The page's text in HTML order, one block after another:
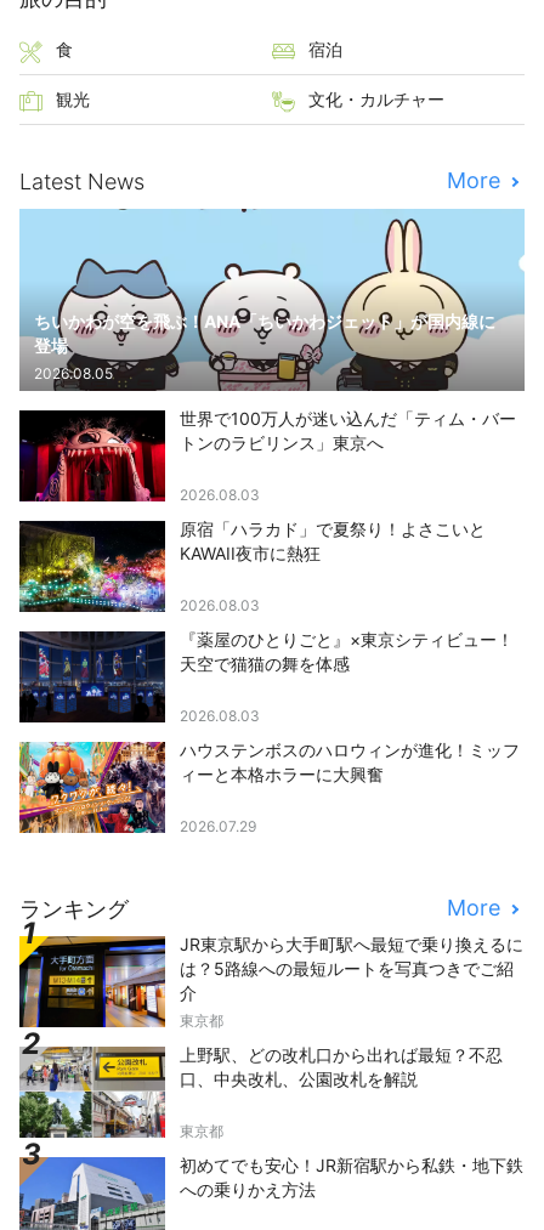
食 宿泊
観光 文化・カルチャー
Latest News More
ちいかわが空を飛ぶ！ANA「ちいかわジェット」が国内線に
登場
2026.08.05
世界で100万人が迷い込んだ「ティム・バー
トンのラビリンス」東京へ
2026.08.03
原宿「ハラカド」で夏祭り！よさこいと
KAWAII夜市に熱狂
2026.08.03
『薬屋のひとりごと』×東京シティビュー！
天空で猫猫の舞を体感
2026.08.03
ハウステンボスのハロウィンが進化！ミッフ
ィーと本格ホラーに大興奮
2026.07.29
ランキング More
JR東京駅から大手町駅へ最短で乗り換えるに
は？5路線への最短ルートを写真つきでご紹
介
東京都
上野駅、どの改札口から出れば最短？不忍
口、中央改札、公園改札を解説
東京都
初めてでも安心！JR新宿駅から私鉄・地下鉄
への乗りかえ方法